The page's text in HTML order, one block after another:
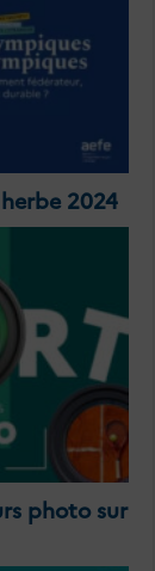
2024
photo sur